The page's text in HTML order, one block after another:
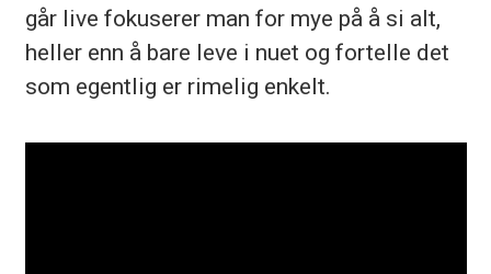
går live fokuserer man for mye på å si alt,
heller enn å bare leve i nuet og fortelle det
som egentlig er rimelig enkelt.